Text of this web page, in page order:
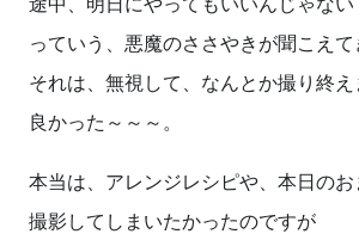
っていう、悪魔のささやきが聞こえ
それは、無視して、なんとか撮り終
良かった～～～。
本当は、アレンジレシピや、本日の
撮影してしまいたかったのですが